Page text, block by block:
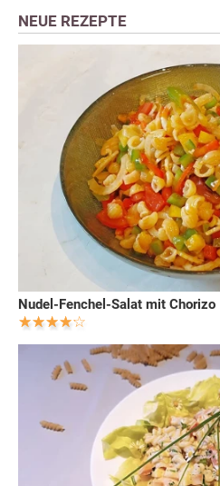
NEUE REZEPTE
Nudel-Fenchel-Salat mit Chorizo